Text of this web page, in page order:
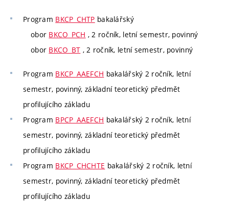
Program BKCP_CHTP bakalářský
obor BKCO_PCH , 2 ročník, letní semestr, povinný
obor BKCO_BT , 2 ročník, letní semestr, povinný
Program BKCP_AAEFCH bakalářský 2 ročník, letní
semestr, povinný, základní teoretický předmět
profilujícího základu
Program BPCP_AAEFCH bakalářský 2 ročník, letní
semestr, povinný, základní teoretický předmět
profilujícího základu
Program BKCP_CHCHTE bakalářský 2 ročník, letní
semestr, povinný, základní teoretický předmět
profilujícího základu